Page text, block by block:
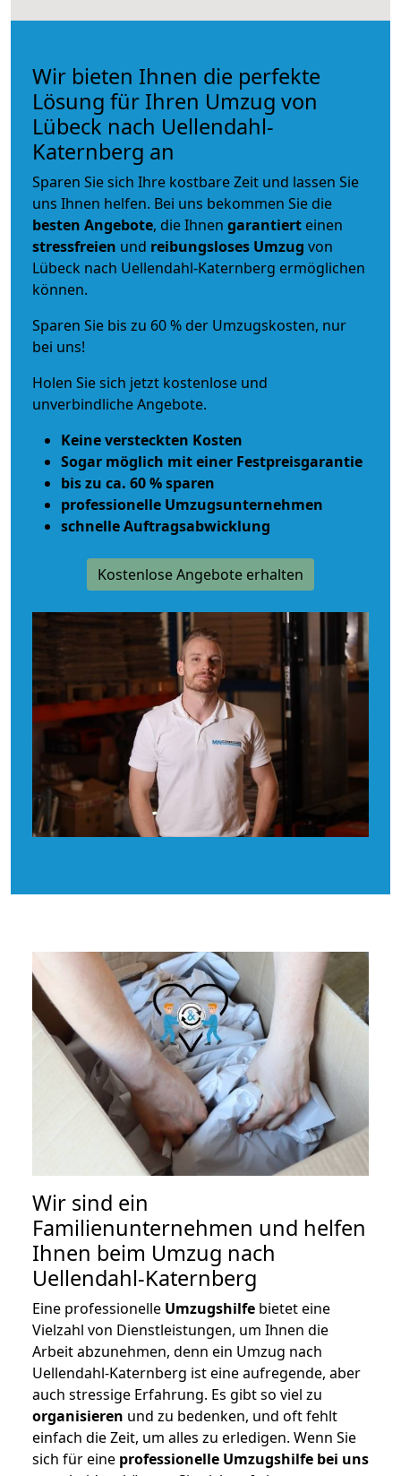
Wir bieten Ihnen die perfekte
Lösung für Ihren Umzug von
Lübeck nach Uellendahl-
Katernberg an
Sparen Sie sich Ihre kostbare Zeit und lassen Sie
uns Ihnen helfen. Bei uns bekommen Sie die
besten Angebote, die Ihnen garantiert einen
stressfreien und reibungsloses Umzug von
Lübeck nach Uellendahl-Katernberg ermöglichen
können.
Sparen Sie bis zu 60 % der Umzugskosten, nur
bei uns!
Holen Sie sich jetzt kostenlose und
unverbindliche Angebote.
Keine versteckten Kosten
Sogar möglich mit einer Festpreisgarantie
bis zu ca. 60 % sparen
professionelle Umzugsunternehmen
schnelle Auftragsabwicklung
Kostenlose Angebote erhalten
Wir sind ein
Familienunternehmen und helfen
Ihnen beim Umzug nach
Uellendahl-Katernberg
Eine professionelle Umzugshilfe bietet eine
Vielzahl von Dienstleistungen, um Ihnen die
Arbeit abzunehmen, denn ein Umzug nach
Uellendahl-Katernberg ist eine aufregende, aber
auch stressige Erfahrung. Es gibt so viel zu
organisieren und zu bedenken, und oft fehlt
einfach die Zeit, um alles zu erledigen. Wenn Sie
sich für eine professionelle Umzugshilfe bei uns